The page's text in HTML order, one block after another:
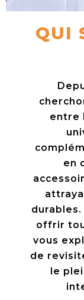
QUI
entre
en
offrir
vous
de
le